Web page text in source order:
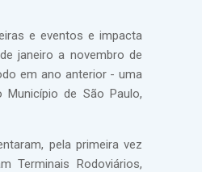
e eventos e impacta
janeiro a novembro de
em ano anterior - uma
de São Paulo,
pela primeira vez
Terminais Rodoviários,